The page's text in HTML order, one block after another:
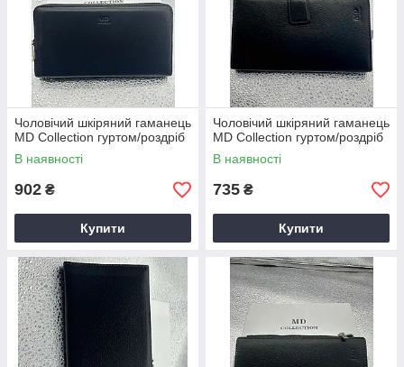
Чоловічий шкіряний гаманець
MD Collection гуртом/роздріб
В наявності
902 ₴
Купити
Чоловічий шкіряний гаманець
MD Collection гуртом/роздріб
В наявності
735 ₴
Купити